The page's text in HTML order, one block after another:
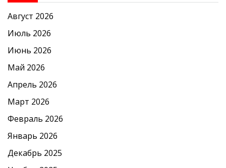
Август 2026
Июль 2026
Июнь 2026
Май 2026
Апрель 2026
Март 2026
Февраль 2026
Январь 2026
Декабрь 2025